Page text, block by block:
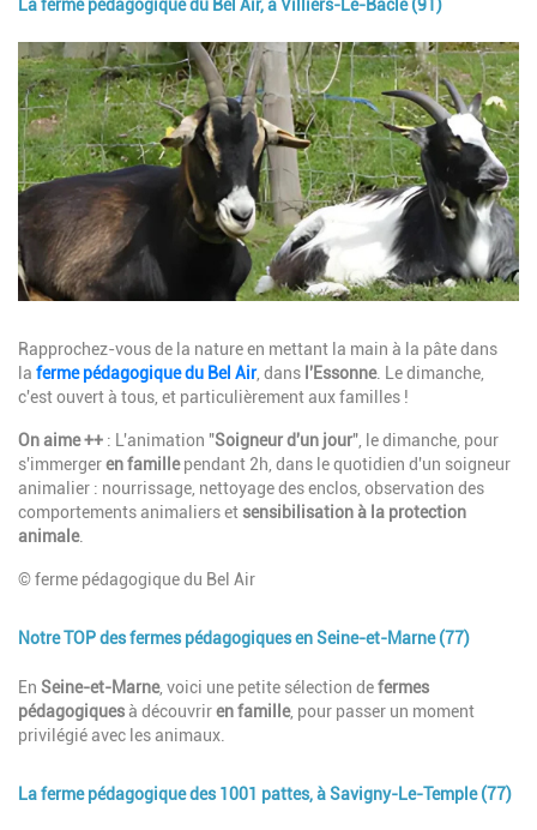
La ferme pédagogique du Bel Air, à Villiers-Le-Bâcle (91)
Image
Description
Rapprochez-vous de la nature en mettant la main à la pâte dans
la ferme pédagogique du Bel Air, dans l'Essonne. Le dimanche,
c'est ouvert à tous, et particulièrement aux familles !
On aime ++ : L'animation "Soigneur d'un jour", le dimanche, pour
s'immergeren famillependant 2h, dans le quotidien d'un soigneur
animalier : nourrissage, nettoyage des enclos, observation des
comportements animaliers etsensibilisation à la protection
animale.
© ferme pédagogique du Bel Air
Notre TOP des fermes pédagogiques en Seine-et-Marne (77)
Description
En Seine-et-Marne, voici une petite sélection defermes
pédagogiquesà découvriren famille, pour passer un moment
privilégié avec les animaux.
La ferme pédagogique des 1001 pattes, à Savigny-Le-Temple (77)